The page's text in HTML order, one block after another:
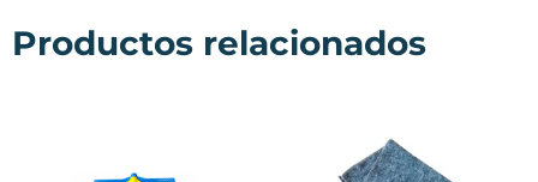
Productos relacionados